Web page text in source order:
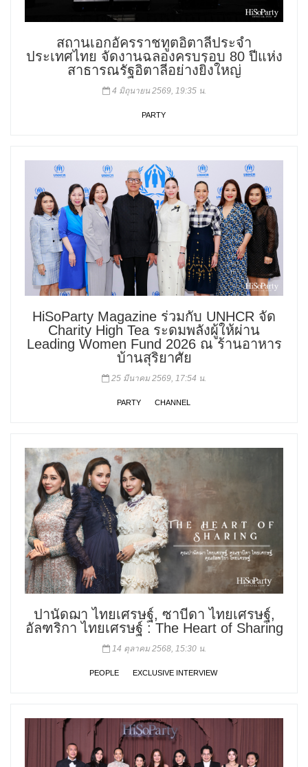
สถานเอกอัครราชทูตอิตาลีประจำ
ประเทศไทย จัดงานฉลองครบรอบ 80 ปีแห่ง
สาธารณรัฐอิตาลีอย่างยิ่งใหญ่
4 มิถุนายน 2569, 19:35 น.
PARTY
HiSoParty Magazine ร่วมกับ UNHCR จัด
Charity High Tea ระดมพลังผู้ให้ผ่าน
Leading Women Fund 2026 ณ ร้านอาหาร
บ้านสุริยาศัย
25 มีนาคม 2569, 17:54 น.
PARTY CHANNEL
ปานัดฌา ไทยเศรษฐ์, ซาบีดา ไทยเศรษฐ์,
อัลฑริกา ไทยเศรษฐ์ : The Heart of Sharing
14 ตุลาคม 2568, 15:30 น.
PEOPLE EXCLUSIVE INTERVIEW